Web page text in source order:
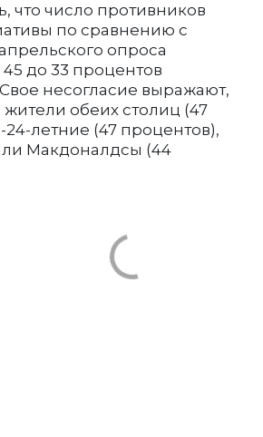
что число противников
по сравнению с
опроса
до 33 процентов
несогласие выражают,
обеих столиц (47
24-летние (47 процентов),
Макдоналдсы (44